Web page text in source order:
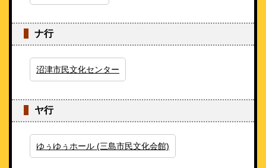
ナ行
沼津市民文化センター
ヤ行
ゆぅゆぅホール (三島市民文化会館)